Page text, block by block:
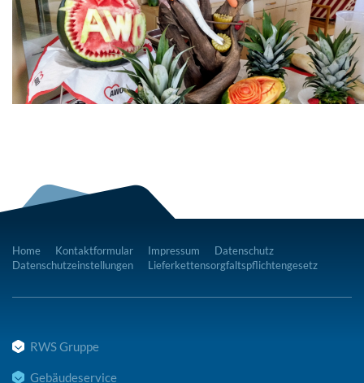
Home Kontaktformular Impressum
Datenschutz
Datenschutzeinstellungen
Lieferkettensorgfaltspflichtengesetz
RWS Gruppe
Gebäudeservice